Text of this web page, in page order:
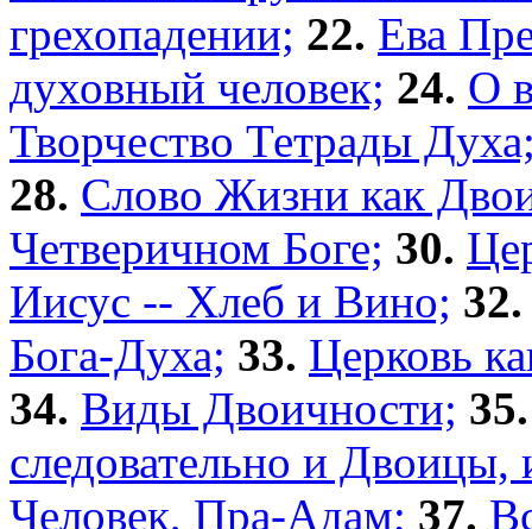
грехопадении; 22. Ева
духовный человек; 24. О
Творчество Тетрады
28. Слово Жизни как
Четверичном Боге; 30.
Иисус -- Хлеб и Вино; 32.
Бога-Духа; 33. Церковь
34. Виды Двоичности; 35.
следовательно и Двоицы,
Человек, Пра-Адам; 37.